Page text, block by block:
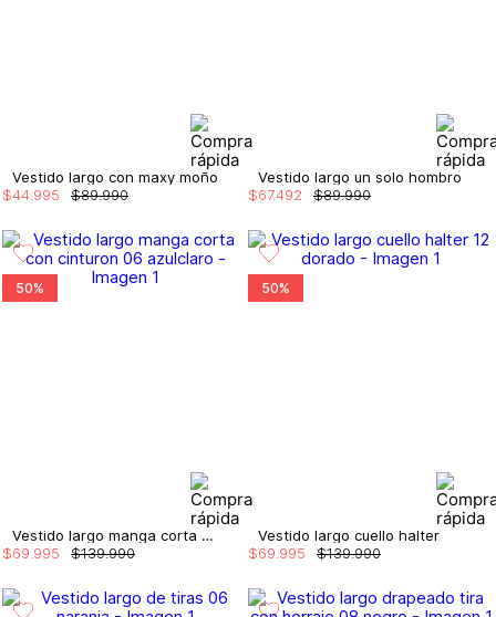
Vestido largo con maxy moño
$89.990
$44 995
Vestido largo un solo hombro
$89.990
$67.492
50%
Vestido largo manga corta con cinturon
$139.990
$69 995
50%
Vestido largo cuello halter
$139.990
$69 995